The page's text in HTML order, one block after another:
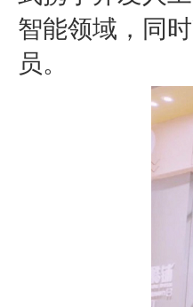
智能领域，同
员。